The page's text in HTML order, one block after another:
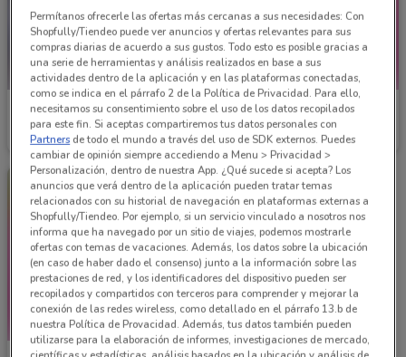
Soriana Mercado
Caduca el 31/08 5.1 km
Soriana Mercado
Caduca el 31/10
Permítanos ofrecerle las ofertas más cercanas a sus necesidades: Con
Shopfully/Tiendeo puede ver anuncios y ofertas relevantes para sus
compras diarias de acuerdo a sus gustos. Todo esto es posible gracias a
una serie de herramientas y análisis realizados en base a sus
actividades dentro de la aplicación y en las plataformas conectadas,
como se indica en el párrafo 2 de la Política de Privacidad. Para ello,
necesitamos su consentimiento sobre el uso de los datos recopilados
para este fin. Si aceptas compartiremos tus datos personales con
Partners de todo el mundo a través del uso de SDK externos. Puedes
cambiar de opinión siempre accediendo a Menu > Privacidad >
Personalización, dentro de nuestra App. ¿Qué sucede si acepta? Los
anuncios que verá dentro de la aplicación pueden tratar temas
relacionados con su historial de navegación en plataformas externas a
Shopfully/Tiendeo. Por ejemplo, si un servicio vinculado a nosotros nos
informa que ha navegado por un sitio de viajes, podemos mostrarle
ofertas con temas de vacaciones. Además, los datos sobre la ubicación
(en caso de haber dado el consenso) junto a la información sobre las
prestaciones de red, y los identificadores del dispositivo pueden ser
recopilados y compartidos con terceros para comprender y mejorar la
conexión de las redes wireless, como detallado en el párrafo 13.b de
nuestra Política de Provacidad. Además, tus datos también pueden
utilizarse para la elaboración de informes, investigaciones de mercado,